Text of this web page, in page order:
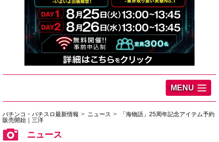
MENU
パチンコ・パチスロ最新情報 ニュース
「海物語」25周年記念アイテム予約
販売開始｜三洋
ニュース